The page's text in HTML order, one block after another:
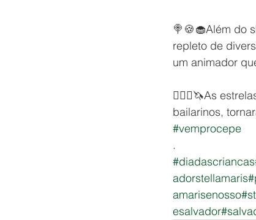
🍭🍪🧁Além do
repleto de
um animador
🧚🏽‍♀️🦄As
bailarinos,
#vemprocepe
.
#diadascriancas
adorstellamaris
amarisenosso
esalvador